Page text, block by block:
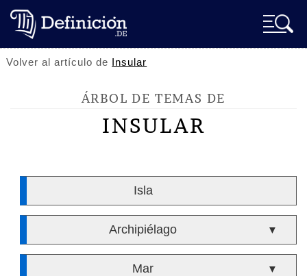
Volver al artículo de Insular
ÁRBOL DE TEMAS DE
INSULAR
Isla
Archipiélago ▼
Mar ▼